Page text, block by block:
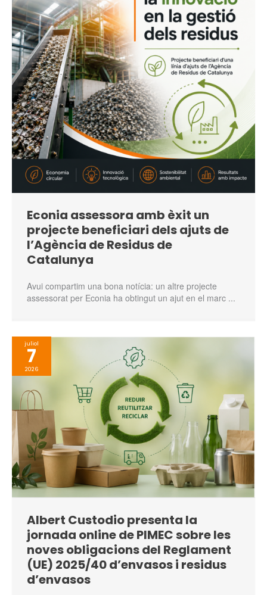
Econia assessora amb èxit un
projecte beneficiari dels ajuts de
l’Agència de Residus de
Catalunya
Avui compartim una bona notícia: un altre projecte
assessorat per Econia ha obtingut un ajut en el marc ...
juliol
7
2026
Albert Custodio presenta la
jornada online de PIMEC sobre les
noves obligacions del Reglament
(UE) 2025/40 d’envasos i residus
d’envasos